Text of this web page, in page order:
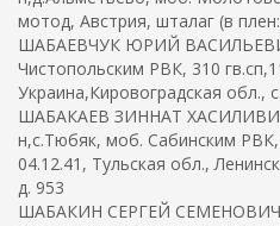
мотод, Австрия, шталаг (в
ШАБАЕВЧУК ЮРИЙ
Чистопольским РВК, 310
Украина,Кировоградская обл.,
ШАБАКАЕВ ЗИННАТ
н,с.Тюбяк, моб. Сабинским РВК,
04.12.41, Тульская обл.,
д. 953
ШАБАКИН СЕРГЕЙ СЕМЕНОВИЧ,